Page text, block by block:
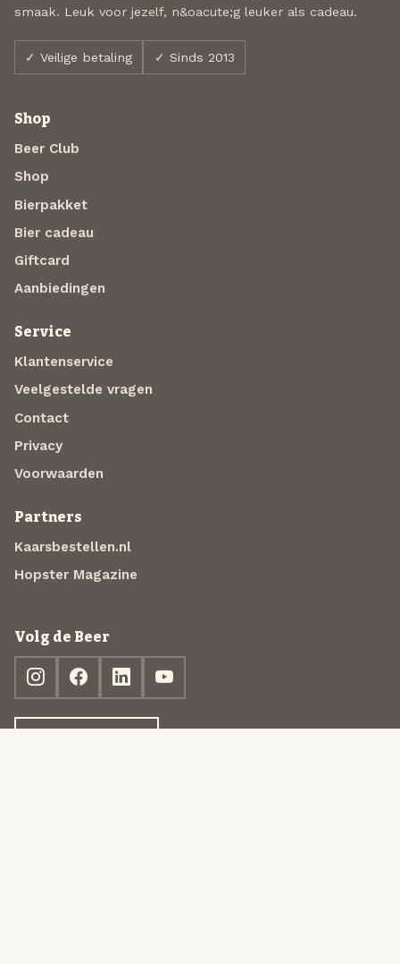
smaak. Leuk voor jezelf, n&oacute;g leuker als cadeau.
✓ Veilige betaling ✓ Sinds 2013
Shop
Beer Club
Shop
Bierpakket
Bier cadeau
Giftcard
Aanbiedingen
Service
Klantenservice
Veelgestelde vragen
Contact
Privacy
Voorwaarden
Partners
Kaarsbestellen.nl
Hopster Magazine
Volg de Beer